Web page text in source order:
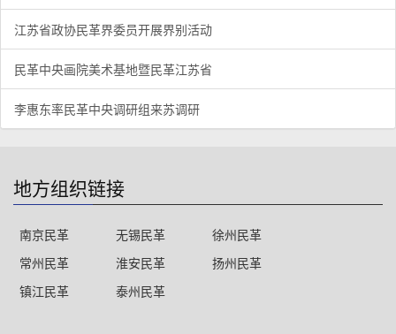
江苏省政协民革界委员开展界别活动
民革中央画院美术基地暨民革江苏省
李惠东率民革中央调研组来苏调研
地方组织链接
南京民革 无锡民革
徐州民革
常州民革
淮安民革
扬州民革
镇江民革
泰州民革